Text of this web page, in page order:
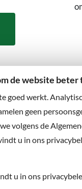
de website beter
goed werkt.
geen
volgens de
u in ons
u in ons
Wilt u niets
Abonneer u op